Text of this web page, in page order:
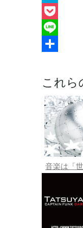
Hatena
Pocket
Line
有
これら
音楽は「